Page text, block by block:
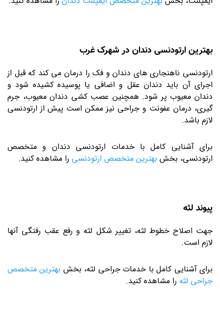
بهترین ارتودنسی دندان در شهرک غرب
ارتودنسی ناهنجاری های دندان و فک را درمان می کند که قبل از
اجرای آن باید دندان عقل و اضافی یا پوسیده کشیده شود و
دندان معیوب پر شود. همچنین عصب کشی دندان معیوب، جرم
گیری، درمان عفونت و جراحی نیز ممکن است پیش از ارتودنسی
لازم باشد.
برای آشنایی کامل با خدمات ارتودنسی دندان و متخصص
ارتودنسی، بخش بهترین متخصص ارتودنسی را مشاهده کنید.
پیوند لثه
جهت اصلاح خطوط لثه، تغییر شکل لثه و رفع عقب رفتگی آنها
لازم است.
برای آشنایی کامل با خدمات جراحی لثه، بخش بهترین متخصص
جراحی لثه را مشاهده کنید.